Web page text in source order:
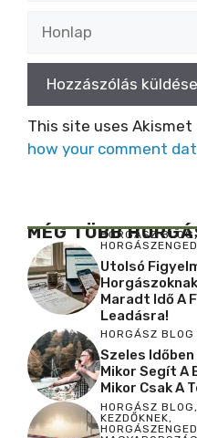
This site uses Akismet
how your comment
MÉG TÖBBHORGÁSZ BLOG,
Utolsó
Maradt Idő A
Leadásra!
HORGÁSZ BLOG
Szeles
Mikor Segít A
Mikor Csak A
HORGÁSZ BLOG,
KEZDŐKNEK,